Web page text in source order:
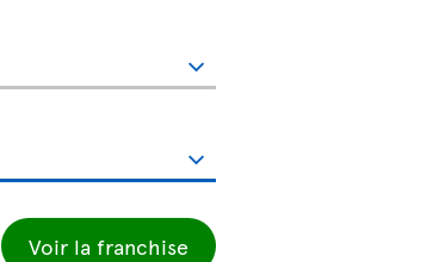
Voir la franchise